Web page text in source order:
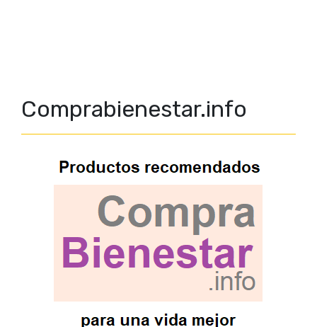
Comprabienestar.info